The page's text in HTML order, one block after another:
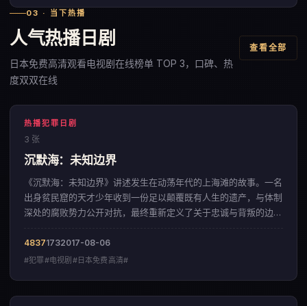
03 · 当下热播
人气热播日剧
日本免费高清观看电视剧在线榜单 TOP 3，口碑、热
度双双在线
查看全部
热播犯罪日剧
3 张
沉默海：未知边界
《沉默海：未知边界》讲述发生在动荡年代的上海滩的故事。一名
出身贫民窟的天才少年收到一份足以颠覆既有人生的遗产，与体制
深处的腐败势力公开对抗，最终重新定义了关于忠诚与背叛的边
作。
48371732017-08-06
#犯罪#电视剧#日本免费高清#